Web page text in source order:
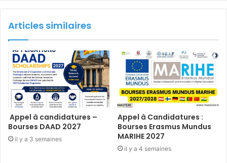
Articles similaires
Appel à candidatures –
Bourses DAAD 2027
il y a 3 semaines
Appel à Candidatures :
Bourses Erasmus Mundus
MARIHE 2027
il y a 4 semaines